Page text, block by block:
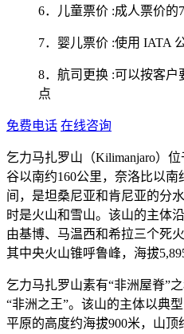
6．儿童票价 :成人票价的
7．婴儿票价 :使用 IATA
8．航司更换 :可以按客
点
免费电话 在线咨询
乞力马扎罗山（Kilimanjaro）
谷以南约160公里，奈洛比以南
间，是坦桑尼亚和肯尼亚的分
时是火山和雪山。该山的主体
由基博、马温西和希拉三个死
其中央火山锥呼鲁峰，海拔
乞力马扎罗山素有“非洲屋脊”
“非洲之王”。该山的主体以典
平原的高度约海拔900米，山